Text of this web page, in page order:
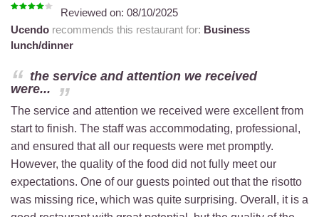
Reviewed on: 08/10/2025
Ucendo recommends this restaurant for: Business
lunch/dinner
the service and attention we received
were...
The service and attention we received were excellent from
start to finish. The staff was accommodating, professional,
and ensured that all our requests were met promptly.
However, the quality of the food did not fully meet our
expectations. One of our guests pointed out that the risotto
was missing rice, which was quite surprising. Overall, it is a